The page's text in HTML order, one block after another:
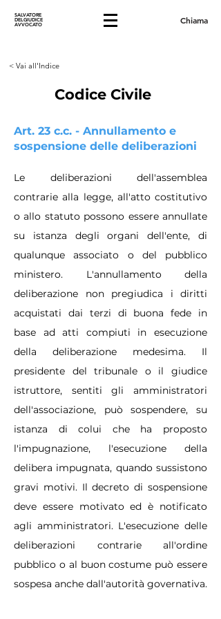
SALVATORE
DELGIUDICE
AVVOCATO Chiama
< Vai all'Indice
Codice Civile
Art. 23 c.c. - Annullamento e
sospensione delle deliberazioni
Le deliberazioni dell'assemblea
contrarie alla legge, all'atto costitutivo
o allo statuto possono essere annullate
su istanza degli organi dell'ente, di
qualunque associato o del pubblico
ministero. L'annullamento della
deliberazione non pregiudica i diritti
acquistati dai terzi di buona fede in
base ad atti compiuti in esecuzione
della deliberazione medesima. Il
presidente del tribunale o il giudice
istruttore, sentiti gli amministratori
dell'associazione, può sospendere, su
istanza di colui che ha proposto
l'impugnazione, l'esecuzione della
delibera impugnata, quando sussistono
gravi motivi. Il decreto di sospensione
deve essere motivato ed è notificato
agli amministratori. L'esecuzione delle
deliberazioni contrarie all'ordine
pubblico o al buon costume può essere
sospesa anche dall'autorità governativa.